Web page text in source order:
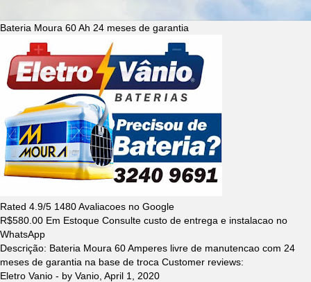
Bateria Moura 60 Ah 24 meses de garantia
Rated 4.9/5 1480Avaliacoes no Google
R$580.00 Em Estoque Consulte custo de entrega e instalacao no
WhatsApp
Descrição: Bateria Moura 60 Amperes livre de manutencao com 24
meses de garantia na base de troca Customer reviews:
Eletro Vanio - by Vanio April 1, 2020